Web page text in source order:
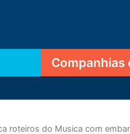
Companhias
roteiros do Musica com